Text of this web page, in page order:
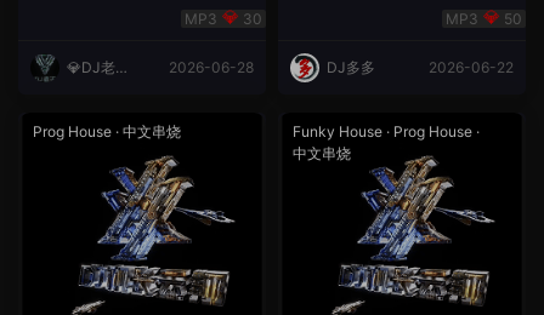
睡眠睡-小明同学remix
30
💎DJ老王
2026-06-28
50
DJ多多 2026-06-22
Prog House · 中文串烧 Funky House · Prog House ·
中文串烧